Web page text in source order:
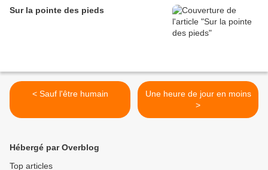
Sur la pointe des pieds
< Sauf l'être humain
Une heure de jour en moins
>
Hébergé par Overblog
Top articles